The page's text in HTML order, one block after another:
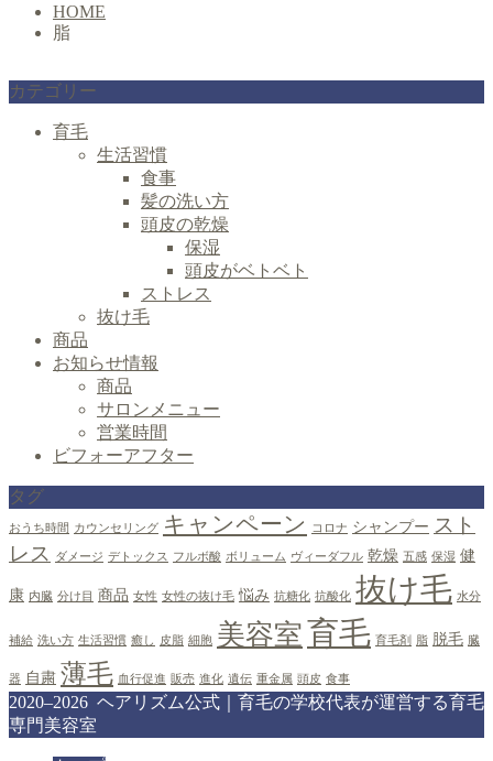
HOME
脂
カテゴリー
育毛
生活習慣
食事
髪の洗い方
頭皮の乾燥
保湿
頭皮がベトベト
ストレス
抜け毛
商品
お知らせ情報
商品
サロンメニュー
営業時間
ビフォーアフター
タグ
おうち時間 カウンセリング キャンペーン コロナ シャンプー スト
レス
ダメージ デトックス フルボ酸 ボリューム ヴィーダフル 乾燥 五感 保湿 健
康 内臓 分け目 商品 女性 女性の抜け毛 悩み 抗糖化 抗酸化 抜け毛 水分
補給 洗い方 生活習慣 癒し 皮脂 細胞 美容室育毛 育毛剤 脂 脱毛 臓
器 自粛 薄毛 血行促進 販売 進化 遺伝 重金属 頭皮 食事
2020–2026 ヘアリズム公式｜育毛の学校代表が運営する育毛
専門美容室